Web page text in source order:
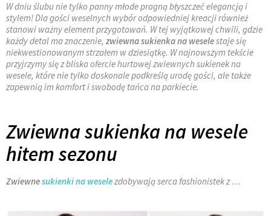
W dniu ślubu nie tylko panny młode pragną błyszczeć elegancją i
stylem! Dla gości weselnych wybór odpowiedniej kreacji również
stanowi ważny element przygotowań. W tej wyjątkowej chwili, gdzie
każdy detal ma znaczenie, zwiewna sukienka na weselestaje się
niekwestionowanym strzałem w dziesiątkę. W najnowszym tekście
przyjrzymy się z bliska ofercie hurtowej zwiewnych sukienek na
wesele, które nie tylko doskonale podkreślą urodę gości, ale także
zapewnią im komfort i swobodę tańca na parkiecie.
Zwiewna sukienka na wesele
hitem sezonu
Zwiewnesukienki na weselezdobywają serca fashionistek z …